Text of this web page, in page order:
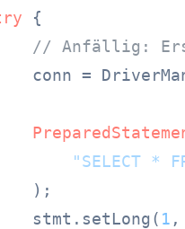
{
// Anfällig:
conn =
"SELECT *
);
stmt.setLong(
1 ,